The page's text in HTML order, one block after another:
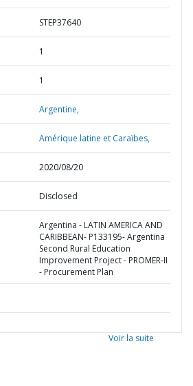
STEP37640
1
1
Argentine,
Amérique latine et Caraïbes,
2020/08/20
Disclosed
Argentina - LATIN AMERICA AND
CARIBBEAN- P133195- Argentina
Second Rural Education
Improvement Project - PROMER-II
- Procurement Plan
Voir la suite